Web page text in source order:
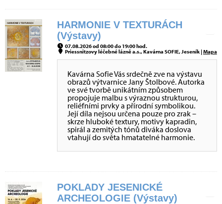
HARMONIE V TEXTURÁCH
(Výstavy)
07.08.2026 od 08:00 do 19:00 hod.
Priessnitzovy léčebné lázně a.s., Kavárna SOFIE, Jeseník |Mapa
Kavárna Sofie Vás srdečně zve na výstavu
obrazů výtvarnice Jany Štolbové. Autorka
ve své tvorbě unikátním způsobem
propojuje malbu s výraznou strukturou,
reliéfními prvky a přírodní symbolikou.
Její díla nejsou určena pouze pro zrak –
skrze hluboké textury, motivy kapradin,
spirál a zemitých tónů diváka doslova
vtahují do světa hmatatelné harmonie.
POKLADY JESENICKÉ
ARCHEOLOGIE (Výstavy)